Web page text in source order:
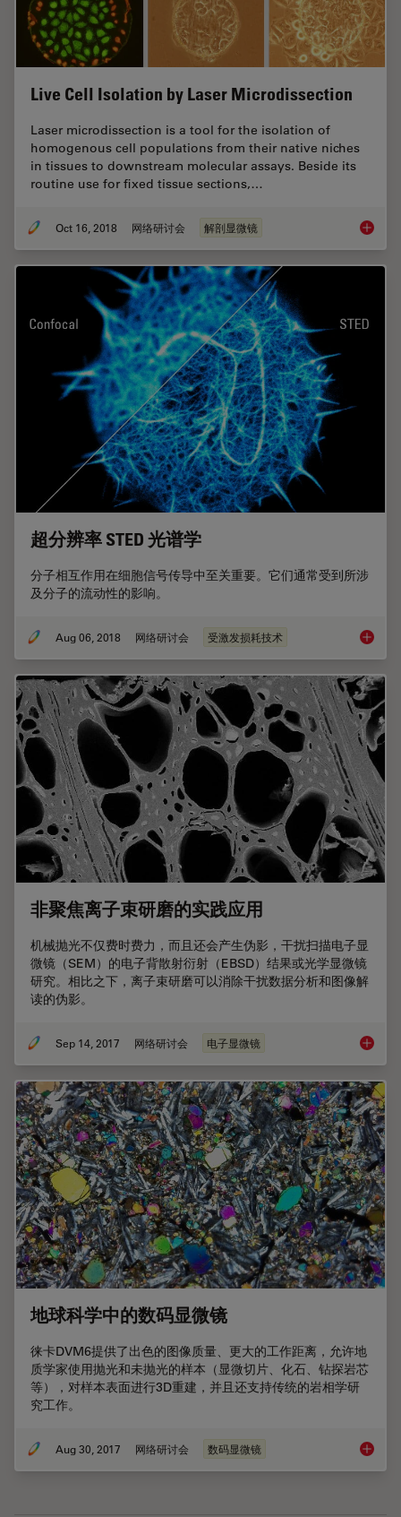
Live Cell Isolation by Laser Microdissection
Laser microdissection is a tool for the isolation of
homogenous cell populations from their native niches
in tissues to downstream molecular assays. Beside its
routine use for fixed tissue sections,…
Oct 16, 2018 网络研讨会 解剖显微镜 Live
超分辨率 STED 光谱学
分子相互作用在细胞信号传导中至关重要。它们通常受到所涉
及分子的流动性的影响。
Aug 06, 2018 网络研讨会 受激发损耗技术 超分辨
非聚焦离子束研磨的实践应用
机械抛光不仅费时费力，而且还会产生伪影，干扰扫描电子显
微镜（SEM）的电子背散射衍射（EBSD）结果或光学显微镜
研究。相比之下，离子束研磨可以消除干扰数据分析和图像解
读的伪影。
Sep 14, 2017 网络研讨会 电子显微镜 非聚焦
地球科学中的数码显微镜
徕卡DVM6提供了出色的图像质量、更大的工作距离，允许地
质学家使用抛光和未抛光的样本（显微切片、化石、钻探岩芯
等），对样本表面进行3D重建，并且还支持传统的岩相学研
究工作。
Aug 30, 2017 网络研讨会 数码显微镜 地球科